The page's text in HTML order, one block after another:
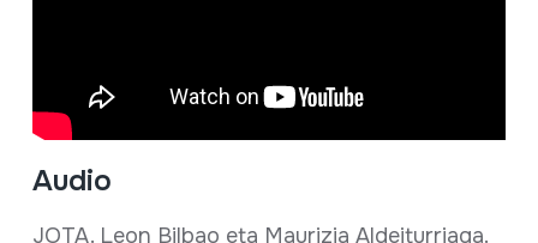
Audio
JOTA. Leon Bilbao eta Maurizia Aldeiturriaga.